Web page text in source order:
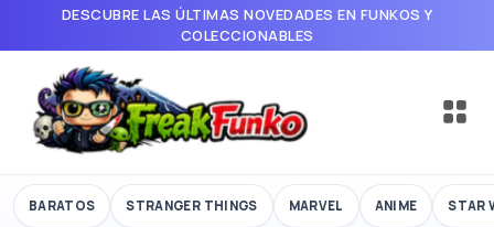
DESCUBRE LAS ÚLTIMAS NOVEDADES EN FUNKOS Y
COLECCIONABLES
BARATOS STRANGER THINGS MARVEL ANIME STAR